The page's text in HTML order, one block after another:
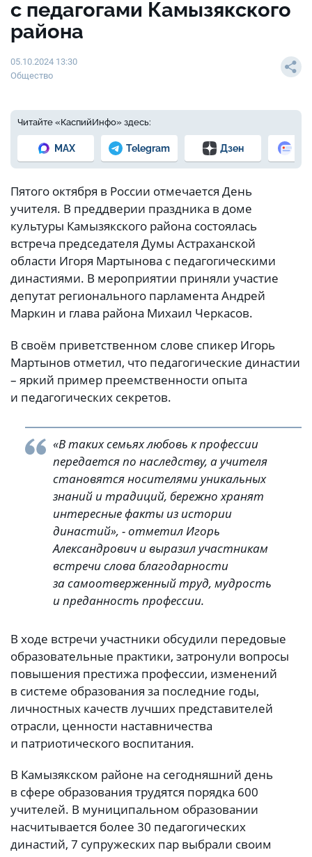
с педагогами Камызякского
района
05.10.2024 13:30
Общество
Читайте «КаспийИнфо» здесь:
MAX Telegram Дзен
Пятого октября в России отмечается День
учителя. В преддверии праздника в доме
культуры Камызякского района состоялась
встреча председателя Думы Астраханской
области Игоря Мартынова с педагогическими
династиями. В мероприятии приняли участие
депутат регионального парламента Андрей
Маркин и глава района Михаил Черкасов.
В своём приветственном слове спикер Игорь
Мартынов отметил, что педагогические династии
– яркий пример преемственности опыта
и педагогических секретов.
«В таких семьях любовь к профессии
передается по наследству, а учителя
становятся носителями уникальных
знаний и традиций, бережно хранят
интересные факты из истории
династий», - отметил Игорь
Александрович и выразил участникам
встречи слова благодарности
за самоотверженный труд, мудрость
и преданность профессии.
В ходе встречи участники обсудили передовые
образовательные практики, затронули вопросы
повышения престижа профессии, изменений
в системе образования за последние годы,
личностных качеств лучших представителей
отрасли, ценности наставничества
и патриотического воспитания.
В Камызякском районе на сегодняшний день
в сфере образования трудятся порядка 600
учителей. В муниципальном образовании
насчитывается более 30 педагогических
династий, 7 супружеских пар выбрали своим